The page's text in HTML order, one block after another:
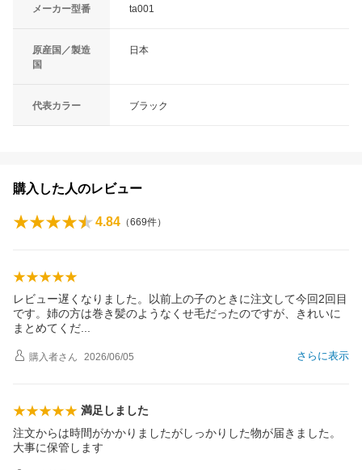
メーカー型番 ta001
原産国／製造
国
日本
代表カラー ブラック
購入した人のレビュー
4.84 （669件）
レビュー遅くなりました。以前上の子のときに注文して今回2回目
です。姉の方は巻き髪のようなくせ毛だったのですが、きれいに
まとめてく だ
さらに表示
購入者さん 2026/06/05
満足しました
注文からは時間がかかりましたがしっかりした物が届きました。
大事に保管します